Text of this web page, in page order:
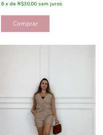
6 x de R$30,00 sem juros
Comprar